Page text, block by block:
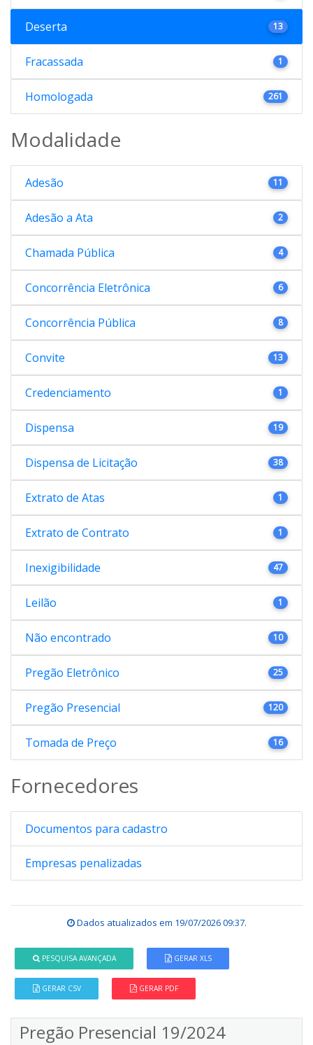
Deserta 13
Fracassada 1
Homologada 261
Modalidade
Adesão 11
Adesão a Ata 2
Chamada Pública 4
Concorrência Eletrônica 6
Concorrência Pública 8
Convite 13
Credenciamento 1
Dispensa 19
Dispensa de Licitação 38
Extrato de Atas 1
Extrato de Contrato 1
Inexigibilidade 47
Leilão 1
Não encontrado 10
Pregão Eletrônico 25
Pregão Presencial 120
Tomada de Preço 16
Fornecedores
Documentos para cadastro
Empresas penalizadas
Dados atualizados em 19/07/2026 09:37.
PESQUISA AVANÇADA GERAR XLS
GERAR CSV GERAR PDF
Pregão Presencial 19/2024